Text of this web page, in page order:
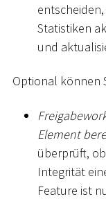
Statistiken
und
Optional können
Element
überprüft,
Integrität
Feature ist